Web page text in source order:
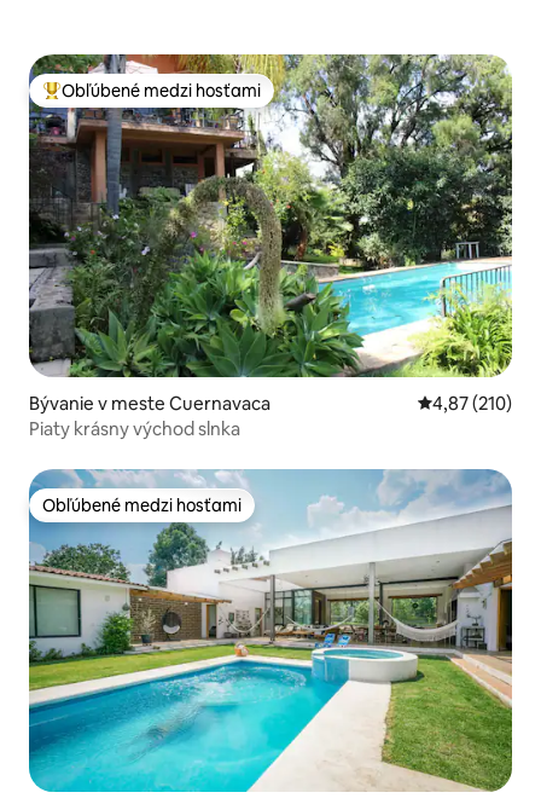
Najobľúbenejšie medzi hosťami
Obľúbené medzi hosťami
Bývanie v meste Cuernavaca Priemerné
4,87 (210)
Piaty krásny východ slnka
Obľúbené medzi hosťami
Obľúbené medzi hosťami